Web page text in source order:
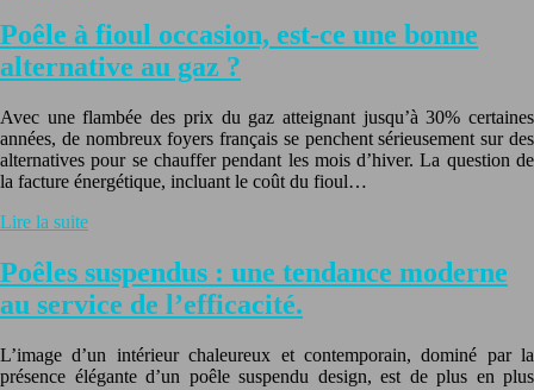
Poêle à fioul occasion, est-ce une bonne
alternative au gaz ?
Avec une flambée des prix du gaz atteignant jusqu’à 30% certaines
années, de nombreux foyers français se penchent sérieusement sur des
alternatives pour se chauffer pendant les mois d’hiver. La question de
la facture énergétique, incluant le coût du fioul…
Lire la suite
Poêles suspendus : une tendance moderne
au service de l’efficacité.
L’image d’un intérieur chaleureux et contemporain, dominé par la
présence élégante d’un poêle suspendu design, est de plus en plus